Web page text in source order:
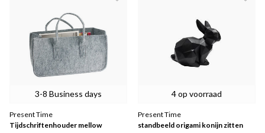
3-8 Business days
Present Time
Tijdschriftenhouder mellow
4 op voorraad
Present Time
standbeeld origami konijn zitten